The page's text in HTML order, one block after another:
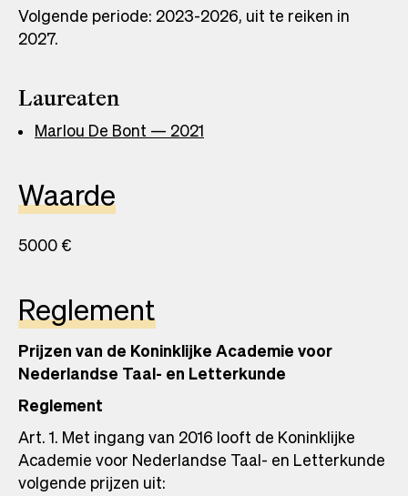
Volgende periode: 2023-2026, uit te reiken in
2027.
Laureaten
Marlou De Bont — 2021
Waarde
5000 €
Reglement
Prijzen van de Koninklijke Academie voor
Nederlandse Taal- en Letterkunde
Reglement
Art. 1. Met ingang van 2016 looft de Koninklijke
Academie voor Nederlandse Taal- en Letterkunde
volgende prijzen uit: